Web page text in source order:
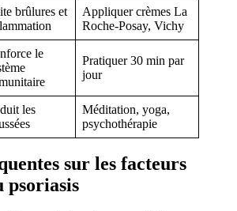
brûlures et
Appliquer crèmes La
Roche-Posay, Vichy
le
Pratiquer 30 min par
jour
les
Méditation, yoga,
psychothérapie
sur les facteurs
psoriasis